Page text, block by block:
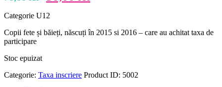
inițial
a
fost:
70,00 lei.
curent
Categorie U12
Copii fete și băieți, născuți în 2015 si 2016 – care au achitat taxa de
participare
Stoc epuizat
Categorie: Taxa inscriere Product ID: 5002